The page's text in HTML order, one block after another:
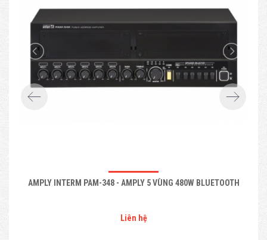
AMPLY INTERM PAM-348 - AMPLY 5 VÙNG 480W BLUETOOTH
Liên hệ